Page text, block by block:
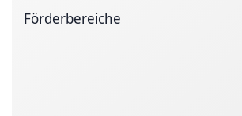
Förderbereiche